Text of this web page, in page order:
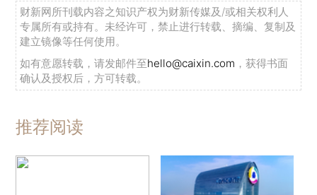
财新网所刊载内容之知识产权为财新传媒及/或相关权利人
专属所有或持有。未经许可，禁止进行转载、摘编、复制及
建立镜像等任何使用。
如有意愿转载，请发邮件至hello@caixin.com ，获得书面
确认及授权后，方可转载。
推荐阅读